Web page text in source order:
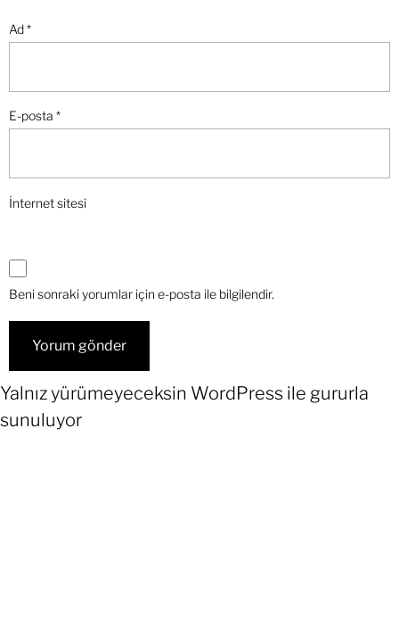
Ad*
E-posta *
İnternet sitesi
Beni sonraki yorumlar için e-posta ile bilgilendir.
Yalnız yürümeyeceksin WordPress ile gururla
sunuluyor